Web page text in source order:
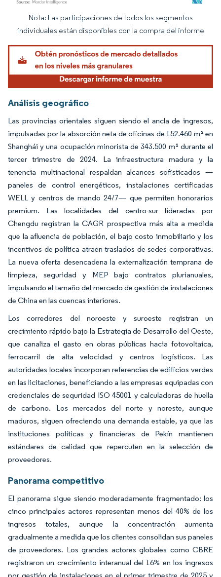
Imagen © Mordor Intelligence. El uso requiere atribución según CC BY 4.0.
Nota: Las participaciones de todos los segmentos
individuales están disponibles con la compra del informe
Análisis geográfico
Las provincias orientales siguen siendo el ancla de ingresos,
impulsadas por la absorción neta de oficinas de 152.460 m² en
Shanghái y una ocupación minorista de 343.500 m² durante el
tercer trimestre de 2024. La infraestructura madura y la
tenencia multinacional respaldan alcances sofisticados —
paneles de control energéticos, instalaciones certificadas
WELL y centros de mando 24/7— que permiten honorarios
premium. Las localidades del centro-sur lideradas por
Chengdu registran la CAGR prospectiva más alta a medida
que la afluencia de población, el bajo costo inmobiliario y los
incentivos de política atraen traslados de sedes corporativas.
La nueva oferta desencadena la externalización temprana de
limpieza, seguridad y MEP bajo contratos plurianuales,
impulsando el tamaño del mercado de gestión de instalaciones
de China en las cuencas interiores.
Los corredores del noroeste y suroeste registran un
crecimiento rápido bajo la Estrategia de Desarrollo del Oeste,
que canaliza el gasto en obras públicas hacia fotovoltaica,
ferrocarril de alta velocidad y centros logísticos. Las
autoridades locales incorporan referencias de edificios verdes
en las licitaciones, beneficiando a las empresas equipadas con
credenciales de seguridad ISO 45001 y calculadoras de huella
de carbono. Los mercados del norte y noreste, aunque
maduros, siguen ofreciendo una demanda estable, ya que las
instituciones políticas y financieras de Pekín mantienen
estándares de calidad que repercuten en la selección de
proveedores.
Panorama competitivo
El panorama sigue siendo moderadamente fragmentado: los
cinco principales actores representan menos del 40% de los
ingresos totales, aunque la concentración aumenta
gradualmente a medida que los clientes consolidan sus paneles
de proveedores. Los grandes actores globales como CBRE
registraron un crecimiento interanual del 16% en los ingresos